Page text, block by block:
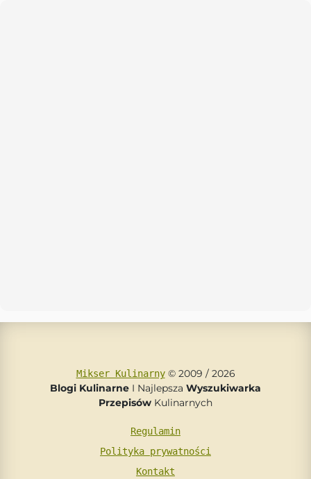
Mikser Kulinarny© 2009 / 2026
Blogi Kulinarne I Najlepsza Wyszukiwarka
Przepisów Kulinarnych
Regulamin
Polityka prywatności
Kontakt